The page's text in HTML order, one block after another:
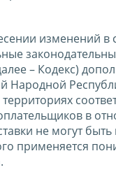
изменений в
– Кодекс)
в
не могут
применяется